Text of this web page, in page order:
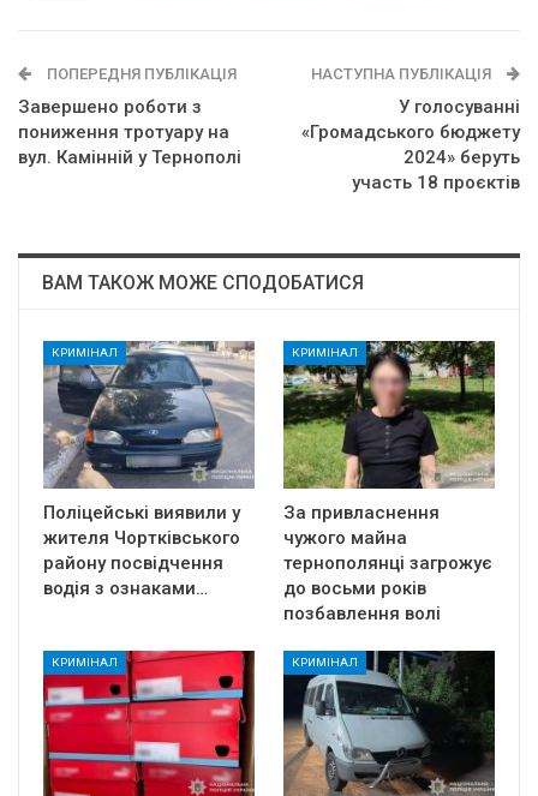
ПОПЕРЕДНЯ ПУБЛІКАЦІЯ
Завершено роботи з
пониження тротуару на
вул. Камінній у Тернополі
НАСТУПНА ПУБЛІКАЦІЯ
У голосуванні
«Громадського бюджету
2024» беруть
участь 18 проєктів
ВАМ ТАКОЖ МОЖЕ СПОДОБАТИСЯ
КРИМІНАЛ
Поліцейські виявили у
жителя Чортківського
району посвідчення
водія з ознаками…
КРИМІНАЛ
За привласнення
чужого майна
тернополянці загрожує
до восьми років
позбавлення волі
КРИМІНАЛ КРИМІНАЛ